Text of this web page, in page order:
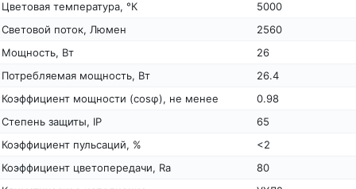
Цветовая температура, °К
5000
Световой поток, Люмен
2560
Мощность, Вт
26
Потребляемая мощность, Вт
26.4
Коэффициент мощности (cosφ), не менее
0.98
Степень защиты, IP
65
Коэффициент пульсаций, %
<2
Коэффициент цветопередачи, Ra
80